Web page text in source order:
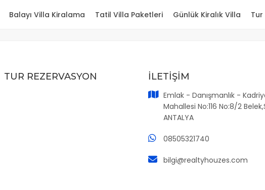
Balayı Villa Kiralama Tatil Villa Paketleri Günlük Kiralık Villa
TUR REZERVASYON İLETİŞİM
Emlak - Danışmanlık -
Mahallesi No:116 No:8/2
ANTALYA
08505321740
bilgi@realtyhouzes.com